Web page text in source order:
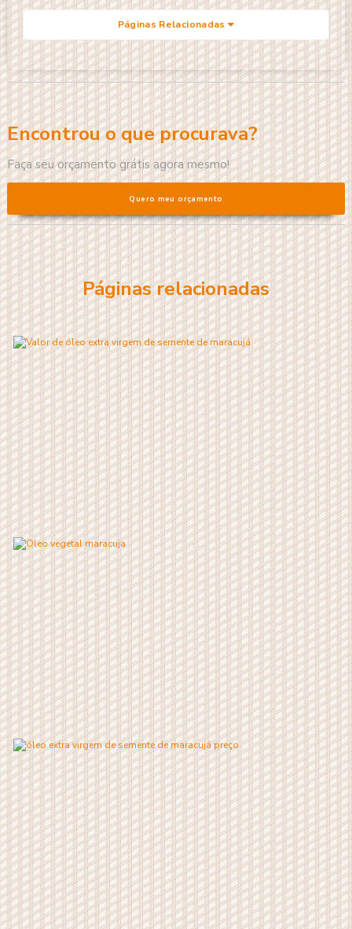
Páginas Relacionadas
Encontrou o que procurava?
Faça seu orçamento grátis agora mesmo!
Quero meu orçamento
Páginas relacionadas